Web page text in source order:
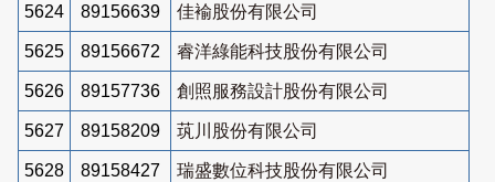
5624 89156639 佳褕股份有限公司
5625 89156672 睿洋綠能科技股份有限公司
5626 89157736 創照服務設計股份有限公司
5627 89158209 茿川股份有限公司
5628 89158427 瑞盛數位科技股份有限公司